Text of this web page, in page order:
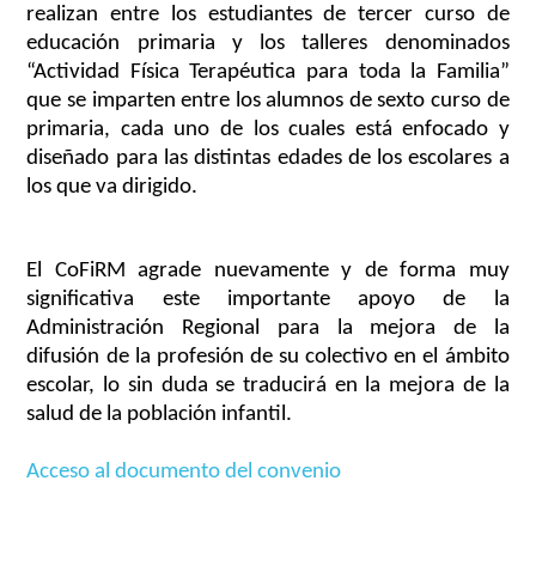
realizan entre los estudiantes de tercer curso de
educación primaria y los talleres denominados
“Actividad Física Terapéutica para toda la Familia”
que se imparten entre los alumnos de sexto curso de
primaria, cada uno de los cuales está enfocado y
diseñado para las distintas edades de los escolares a
los que va dirigido.
El CoFiRM agrade nuevamente y de forma muy
significativa este importante apoyo de la
Administración Regional para la mejora de la
difusión de la profesión de su colectivo en el ámbito
escolar, lo sin duda se traducirá en la mejora de la
salud de la población infantil.
Acceso al documento del convenio